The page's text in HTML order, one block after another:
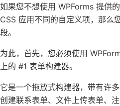
如果您不想使用 WPForms 提供
CSS 应用不同的自定义项，那么
段。
为此，首先，您必须使用
上的 #1 表单构建器。
它是一个拖放式构建器，带有许
创建联系表单、 文件上传表单、